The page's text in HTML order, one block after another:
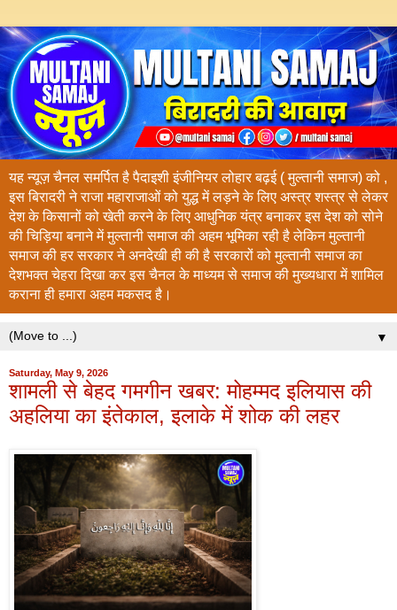
यह न्यूज़ चैनल समर्पित है पैदाइशी इंजीनियर लोहार बढ़ई ( मुल्तानी समाज) को ,
इस बिरादरी ने राजा महाराजाओं को युद्ध में लड़ने के लिए अस्त्र शस्त्र से लेकर
देश के किसानों को खेती करने के लिए आधुनिक यंत्र बनाकर इस देश को सोने
की चिड़िया बनाने में मुल्तानी समाज की अहम भूमिका रही है लेकिन मुल्तानी
समाज की हर सरकार ने अनदेखी ही की है सरकारों को मुल्तानी समाज का
देशभक्त चेहरा दिखा कर इस चैनल के माध्यम से समाज की मुख्यधारा में शामिल
कराना ही हमारा अहम मकसद है।
▼
Saturday, May 9, 2026
शामली से बेहद गमगीन खबर: मोहम्मद इलियास की
अहलिया का इंतेकाल, इलाके में शोक की लहर